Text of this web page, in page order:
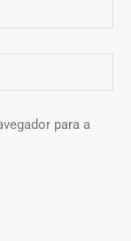
para a